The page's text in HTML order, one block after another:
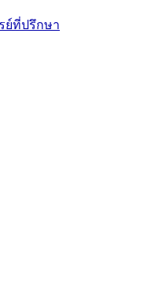
ย์ที่ปรึกษา